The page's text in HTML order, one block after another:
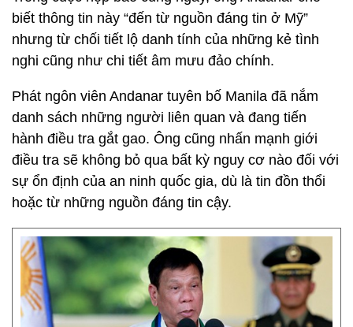
biết thông tin này “đến từ nguồn đáng tin ở Mỹ”
nhưng từ chối tiết lộ danh tính của những kẻ tình
nghi cũng như chi tiết âm mưu đảo chính.
Phát ngôn viên Andanar tuyên bố Manila đã nắm
danh sách những người liên quan và đang tiến
hành điều tra gắt gao. Ông cũng nhấn mạnh giới
điều tra sẽ không bỏ qua bất kỳ nguy cơ nào đối với
sự ổn định của an ninh quốc gia, dù là tin đồn thổi
hoặc từ những nguồn đáng tin cậy.